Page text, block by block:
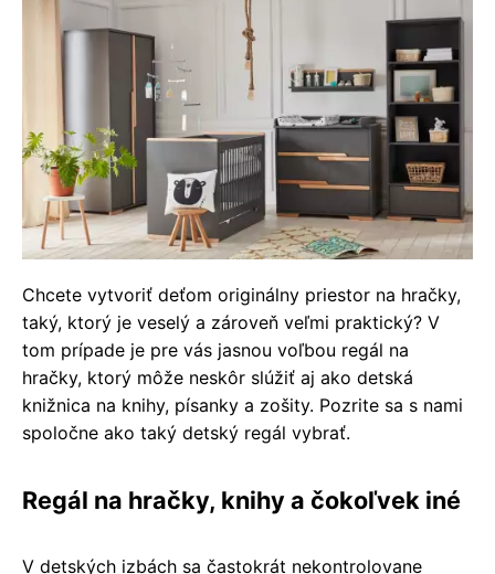
Chcete vytvoriť deťom originálny priestor na hračky,
taký, ktorý je veselý a zároveň veľmi praktický? V
tom prípade je pre vás jasnou voľbou regál na
hračky, ktorý môže neskôr slúžiť aj ako detská
knižnica na knihy, písanky a zošity. Pozrite sa s nami
spoločne ako taký detský regál vybrať.
Regál na hračky, knihy a čokoľvek iné
V detských izbách sa častokrát nekontrolovane